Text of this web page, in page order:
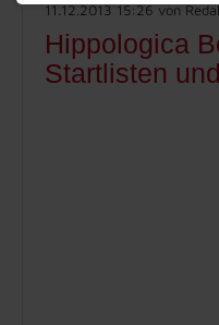
11.12.2013 15:26von
Hippologica
Startlisten